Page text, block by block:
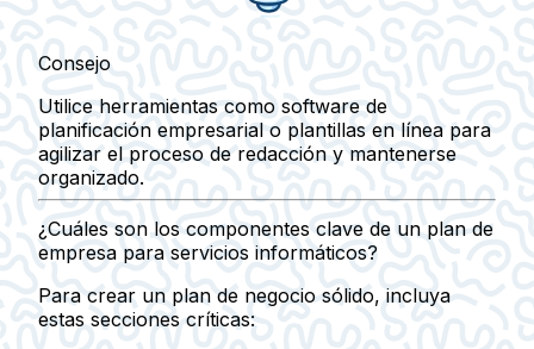
Consejo
Utilice herramientas como software de
planificación empresarial o plantillas en línea para
agilizar el proceso de redacción y mantenerse
organizado.
¿Cuáles son los componentes clave de un plan de
empresa para servicios informáticos?
Para crear un plan de negocio sólido, incluya
estas secciones críticas: